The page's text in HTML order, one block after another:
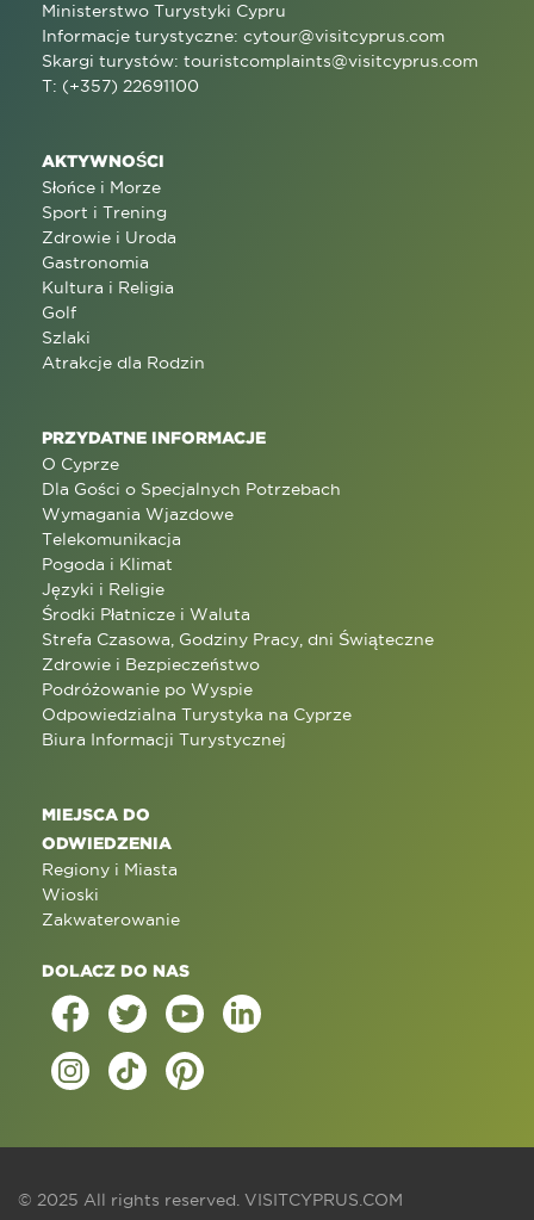
Ministerstwo Turystyki Cypru
Informacje turystyczne: cytour@visitcyprus.com
Skargi turystów: touristcomplaints@visitcyprus.com
T: (+357) 22691100
AKTYWNOŚCI
Słońce i Morze
Sport i Trening
Zdrowie i Uroda
Gastronomia
Kultura i Religia
Golf
Szlaki
Atrakcje dla Rodzin
PRZYDATNE INFORMACJE
O Cyprze
Dla Gości o Specjalnych Potrzebach
Wymagania Wjazdowe
Telekomunikacja
Pogoda i Klimat
Języki i Religie
Środki Płatnicze i Waluta
Strefa Czasowa, Godziny Pracy, dni Świąteczne
Zdrowie i Bezpieczeństwo
Podróżowanie po Wyspie
Odpowiedzialna Turystyka na Cyprze
Biura Informacji Turystycznej
MIEJSCA DO
ODWIEDZENIA
Regiony i Miasta
Wioski
Zakwaterowanie
DOLACZ DO NAS
© 2025 All rights reserved. VISITCYPRUS.COM